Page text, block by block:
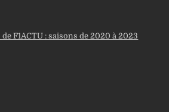
F1ACTU : saisons de 2020 à 2023